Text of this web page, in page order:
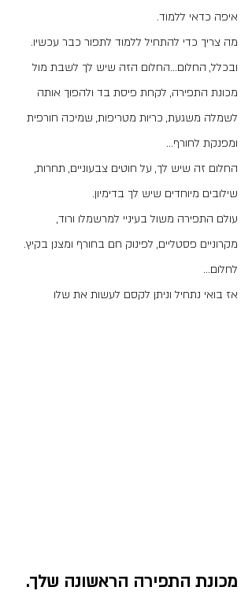
איפה כדאי ללמוד.
מה צריך כדי להתחיל ללמוד לתפור כבר עכשיו.
ובכלל, החלום...החלום הזה שיש לך לשבת מול
מכונת התפירה, לקחת פיסת בד ולהפוך אותה
לשמלה משגעת, כריות מטריפות, שמיכה חורפית
ומפנקת לחורף...
החלום זה שיש לך, על חוטים צבעוניים, תחרות,
שילובים מיוחדים שיש לך בדימיון.
עולם התפירה משול בעיניי למרשמלו ורוד,
מקרוניים פסטליים, לפינוק חם בחורף ומצנן בקיץ.
לחלום...
אז בואי נתחיל וניתן לקסם לעשות את שלו
מכונת התפירה הראשונה שלך.